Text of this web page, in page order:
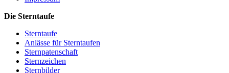
Die Sterntaufe
Sterntaufe
Anlässe für Sterntaufen
Sternpatenschaft
Sternzeichen
Sternbilder